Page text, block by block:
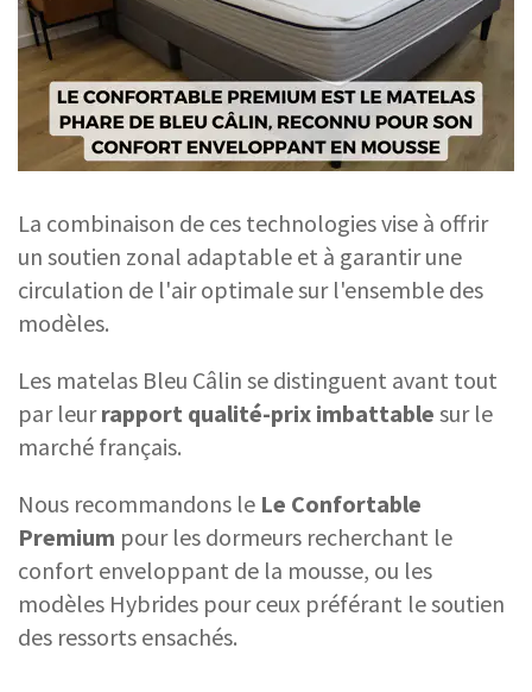
La combinaison de ces technologies vise à offrir
un soutien zonal adaptable et à garantir une
circulation de l'air optimale sur l'ensemble des
modèles.
Les matelas Bleu Câlin se distinguent avant tout
par leurrapport qualité-prix imbattable sur le
marché français.
Nous recommandons le Le Confortable
Premium pour les dormeurs recherchant le
confort enveloppant de la mousse, ou les
modèles Hybrides pour ceux préférant le soutien
des ressorts ensachés.